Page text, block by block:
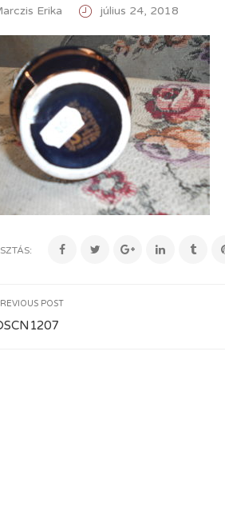
Erika július 24, 2018
POST